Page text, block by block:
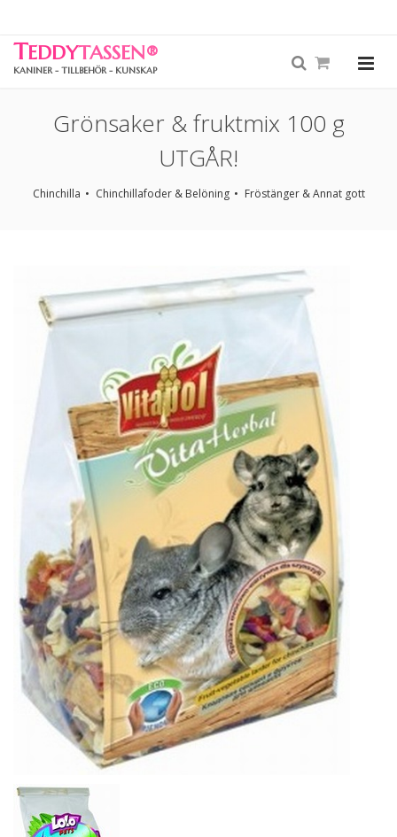
TEDDYTASSEN®
KANINER - TILLBEHÖR - KUNSKAP
Grönsaker & fruktmix 100 g
UTGÅR!
Chinchilla Chinchillafoder & Belöning Fröstänger & Annat gott